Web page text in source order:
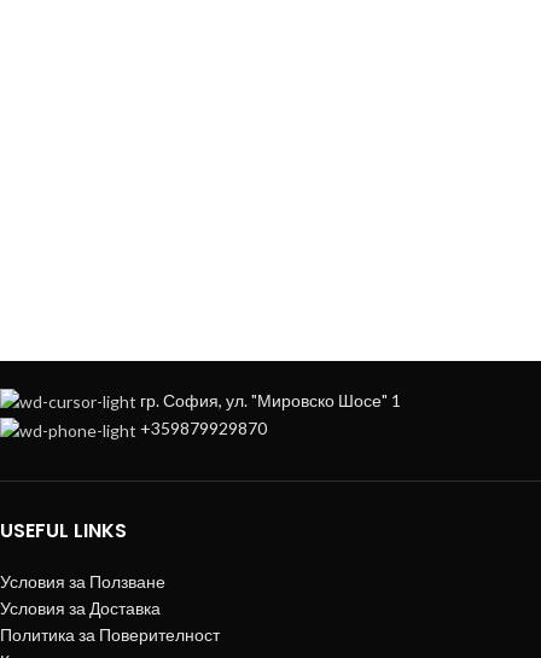
гр. София, ул. "Мировско Шосе" 1
+359879929870
USEFUL LINKS
Условия за Ползване
Условия за Доставка
Политика за Поверителност